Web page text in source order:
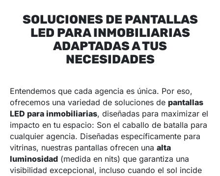
SOLUCIONES DE PANTALLAS
LED PARA INMOBILIARIAS
ADAPTADAS A TUS
NECESIDADES
Entendemos que cada agencia es única. Por eso,
ofrecemos una variedad de soluciones de pantallas
LED para inmobiliarias, diseñadas para maximizar el
impacto en tu espacio: Son el caballo de batalla para
cualquier agencia. Diseñadas específicamente para
vitrinas, nuestras pantallas ofrecen una alta
luminosidad (medida en nits) que garantiza una
visibilidad excepcional, incluso cuando el sol incide